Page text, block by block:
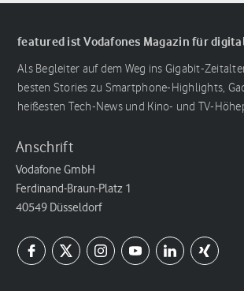
featured ist Vodafones Magazin für
Als Begleiter auf dem Weg ins Gigabit-
besten Stories zu Smartphone-Highlights,
heißesten Tech-News und Kino- und TV-
Anschrift
Vodafone GmbH
Ferdinand-Braun-Platz 1
40549 Düsseldorf